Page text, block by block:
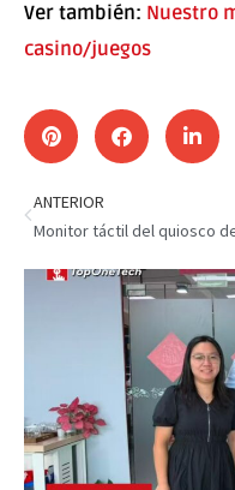
Ver también: Nuestro
casino/juegos
ANTERIOR